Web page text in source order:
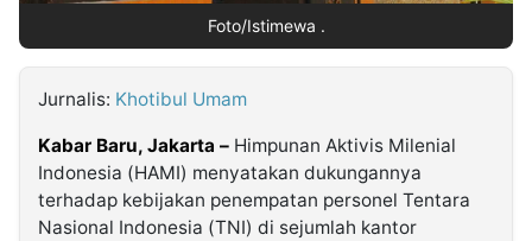
Foto/Istimewa .
Jurnalis: Khotibul Umam
Kabar Baru, Jakarta – Himpunan Aktivis Milenial
Indonesia (HAMI) menyatakan dukungannya
terhadap kebijakan penempatan personel Tentara
Nasional Indonesia (TNI) di sejumlah kantor